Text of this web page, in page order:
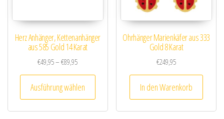
Herz Anhänger, Kettenanhänger
aus 585 Gold 14 Karat
€49,95–€89,95Preisspanne: €49,95 bis €89,95
Ausführung wählen
Dieses Produkt weist mehrere Varianten
Ohrhänger Marienkäfer aus 333
Gold 8 Karat
€249,95
In den Warenkorb